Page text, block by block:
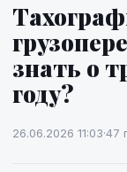
Прогноз погоды
знать о
году?
26.06.2026 11:03·47